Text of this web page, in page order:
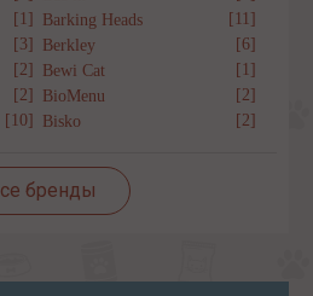
[1] Barking Heads
[11]
[3] Berkley
[6]
[2] Bewi Cat
[1]
[2] BioMenu
[2]
[10] Bisko [2]
бренды